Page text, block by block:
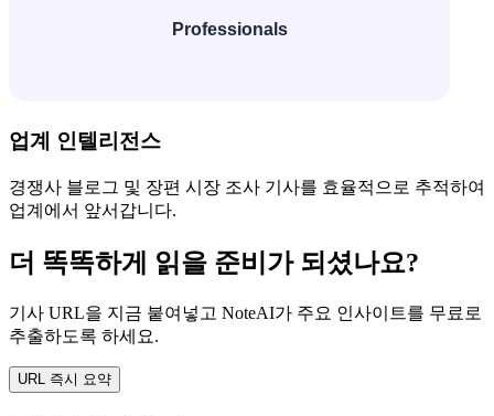
업계 인텔리전스
경쟁사 블로그 및 장편 시장 조사 기사를 효율적으로 추적하여
업계에서 앞서갑니다.
더 똑똑하게 읽을 준비가 되셨나요?
기사 URL을 지금 붙여넣고 NoteAI가 주요 인사이트를 무료로
추출하도록 하세요.
URL 즉시 요약